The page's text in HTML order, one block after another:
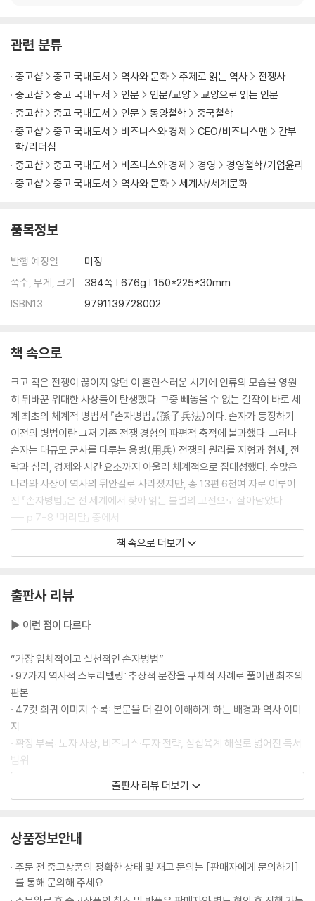
· 적을 교란해 스스로 무너지게 하라 - 위나라 사신으로 간 상앙
적을 알고 나를 알면 위태롭지 않다
· 적과 나의 역량을 올바로 진단하라 - 이신의 자만과 왕전의 통찰
[부록] 전장에서 피어난 노자의 철학 - 평화를 꿈꾼 손자의 병법
제4편 형形│형세를 읽는 자가 승리를 거둔다
· 적이 이기지 못할 싸움을 하라 - 제갈량과 장비의 내기
승자는 이겨놓고 싸우며, 패자는 싸우면서 이기려 든다
· 승리하는 조직의 비결 - 사마양저의 공명정대한 정치
· 전략 없는 전술은 실패한다 - 일본의 진주만 공격
정공으로 맞서고 기습으로 승리하라
· 적의 의표를 찌르다 - 제나라 전단의 계책
흐름을 지배하는 자가 싸움을 지배한다
· 적임자를 골라 믿고 맡겨라 - 제갈량과 조조의 용인술
· 배경이 아닌 능력을 보라 - 세종대왕의 인재 등용
· 경영의 근본은 인재를 얻는 데 있다 - 당 태종의 믿음과 보답
· 사람의 일이 곧 모든 일을 좌우한다 - 측천무후의 군자만조(君子滿朝)
· 허물보다 본질에 집중하라 - 술주정꾼을 사령관에 임용한 링컨
제6편│허실虛實 허실을 꿰뚫어 주도권을 잡아라
· 상대가 원하는 대로 끌려다니지 마라 - 영락제의 몽골 원정
나를 감추어 적을 드러내라
· 속내를 감추고 결정타를 날려라 - 일곱 나라의 반란을 제압한 주아부
흐름을 읽고 허를 찔러라
· 실상을 감추고 허를 꿰뚫어라 - 원수의 손으로 자신의 이름을 빛낸 손빈
제7편│군쟁軍爭 주도권 경쟁의 기술
주도권 경쟁이 승패를 결정한다
· 때로는 돌아가는 길이 가장 빠르다 - 위나라 등애의 우회 전략
· 이로움의 이면에는 해로움이 있다 - 진시황의 만리장성 축조
· 이익으로 적을 움직여라 - 낙양의 두 군웅을 물리친 당 태종
관련 분류
중고샵 중고 국내도서 역사와 문화 주제로 읽는 역사
전쟁사
중고샵
중고 국내도서 인문 인문/교양
교양으로 읽는 인문
중고샵
중고 국내도서 인문 동양철학
중국철학
중고샵
중고 국내도서 비즈니스와 경제 CEO/비즈니스맨
간부
학/리더십
중고샵
중고 국내도서 비즈니스와 경제 경영
경영철학/기업윤리
중고샵
중고 국내도서 역사와 문화 세계사/세계문화
품목정보
발행 예정일
미정
쪽수, 무게, 크기
384쪽 | 676g | 150*225*30mm
ISBN13
9791139728002
책 속으로
크고 작은 전쟁이 끊이지 않던 이 혼란스러운 시기에 인류의 모습을 영원
히 뒤바꾼 위대한 사상들이 탄생했다. 그중 빼놓을 수 없는 걸작이 바로 세
계 최초의 체계적 병법서 『손자병법』(孫子兵法)이다. 손자가 등장하기
이전의 병법이란 그저 기존 전쟁 경험의 파편적 축적에 불과했다. 그러나
손자는 대규모 군사를 다루는 용병(用兵) 전쟁의 원리를 지형과 형세, 전
략과 심리, 경제와 시간 요소까지 아울러 체계적으로 집대성했다. 수많은
나라와 사상이 역사의 뒤안길로 사라졌지만, 총 13편 6천여 자로 이루어
진 『손자병법』은 전 세계에서 찾아 읽는 불멸의 고전으로 살아남았다.
--- p.7-8 「머리말」 중에서
『손자병법』의 핵심 사상은 “먼저 필승의 형세를 갖춘 뒤에야 싸움을 시작
전편에 걸쳐 일관적으로 승산 없는 전쟁을 시작해서는 안 되며, 반드시 유
리한 형세를 조성한 뒤에 작전을 실행해야 한다는 확고한 원칙을 제시한
--- p. 24「제1편│계」 중에서
전쟁이란 국가의 대사이다. 수많은 사람의 생사와 국가의 존망이 달린 일
이므로, 반드시 신중하게 살피지 않으면 안 된다. 이를 위해서는 다섯 가지
요소를 기준 삼아 적과 아군 양측의 여러 상황을 비교함으로써 승패를 파
악해야 한다. … 도(道)란 백성들로 하여금 윗사람과 한마음 한뜻이 되어
공생공사하고 두려워하거나 의심하지 않게 만드는 것이다. … 장수는 이
다섯 가지 요소를 모두 깊이 파악해야 한다. 오직 이를 파악한 자만이 전쟁
에서 승리를 획득할 수 있다.
--- p.25-26 「제1편│계」 중에서
불멸의 병법서, 『손자병법』이 첫 장에서 가장 먼저 강조한 일성(一聲)은
넣는 일도 없다. 따라서 전쟁을 함부로 일으켜서는 안 되며, 불가피한 경우
에도 신중하고 또 신중히 임해야 한다. … 전쟁은 이처럼 국민의 생사를 뒤
책 속으로 더보기
출판사 리뷰
▶ 이런 점이 다르다
“가장 입체적이고 실천적인 손자병법”
· 97가지 역사적 스토리텔링: 추상적 문장을 구체적 사례로 풀어낸 최초의
판본
· 47컷 희귀 이미지 수록: 본문을 더 깊이 이해하게 하는 배경과 역사 이미
지
· 확장 부록: 노자 사상, 비즈니스·투자 전략, 삼십육계 해설로 넓어진 독서
범위
· 충실한 주석과 원문 병기: 초심자·전문가 모두 만족할 수 있는 엄밀성과
매번 이기는 것보다 중요한 것은
무너져도 다시 일어설 수 있게 하는 인생의 기반
우리는 모두 인생의 전쟁터 한가운데 서 있다. 시험에서 떨어지고, 면접에
출판사 리뷰 더보기
상품정보안내
주문 전 중고상품의 정확한 상태 및 재고 문의는 [판매자에게 문의하기]
를 통해 문의해 주세요.